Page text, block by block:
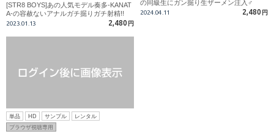
[STR8 BOYS]あの人気モデル奏多-KANAT
A-の容赦ないアナルガチ掘りガチ射精!!
2023.01.13 2,480 円
の同級生にガン掘り生ザーメン注入♂
2024.04.11 2,480 円
単品 HD サンプル
レンタル
ブラウザ視聴専用